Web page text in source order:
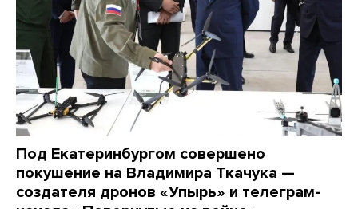
Под Екатеринбургом совершено
покушение на Владимира Ткачука —
создателя дронов «Упырь» и телеграм-